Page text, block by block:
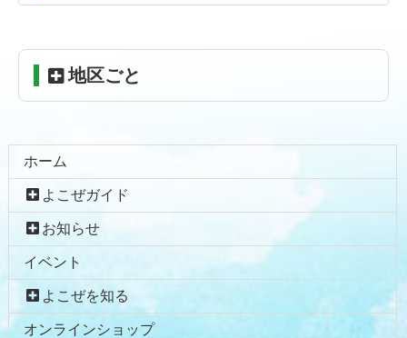
へ
る
地区ごと
ホーム
よこぜガイド
お知らせ
イベント
よこぜを知る
オンラインショップ